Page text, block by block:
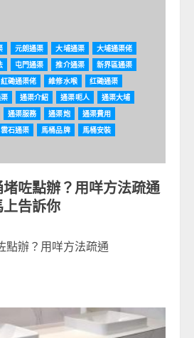
元朗通渠 大埔通渠
大埔通渠佬
屯門通渠 推介通渠
新界區通渠
紅磡通渠佬 維修水喉
红磡通渠
通渠介紹 通渠呃人
通渠大埔
通渠服務 通渠炮
通渠費用
雲石通渠 馬桶品牌
馬桶安裝
咗點辦？用咩方法疏通
告訴你
點辦？用咩方法疏通